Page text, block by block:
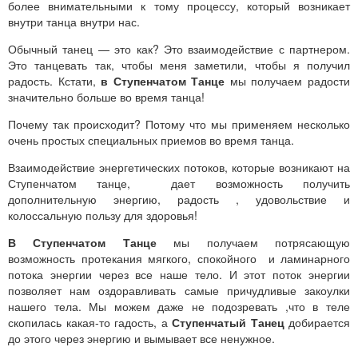
более внимательными к тому процессу, который возникает
внутри танца внутри нас.
Обычный танец — это как? Это взаимодействие с партнером.
Это танцевать так, чтобы меня заметили, чтобы я получил
радость. Кстати, в Ступенчатом Танце мы получаем радости
значительно больше во время танца!
Почему так происходит? Потому что мы применяем несколько
очень простых специальных приемов во время танца.
Взаимодействие энергетических потоков, которые возникают на
Ступенчатом танце, дает возможность получить
дополнительную энергию, радость , удовольствие и
колоссальную пользу для здоровья!
В Ступенчатом Танцемы получаем потрясающую
возможность протекания мягкого, спокойного и ламинарного
потока энергии через все наше тело. И этот поток энергии
позволяет нам оздоравливать самые причудливые закоулки
нашего тела. Мы можем даже не подозревать ,что в теле
скопилась какая-то гадость, а Ступенчатый Танецдобирается
до этого через энергию и вымывает все ненужное.